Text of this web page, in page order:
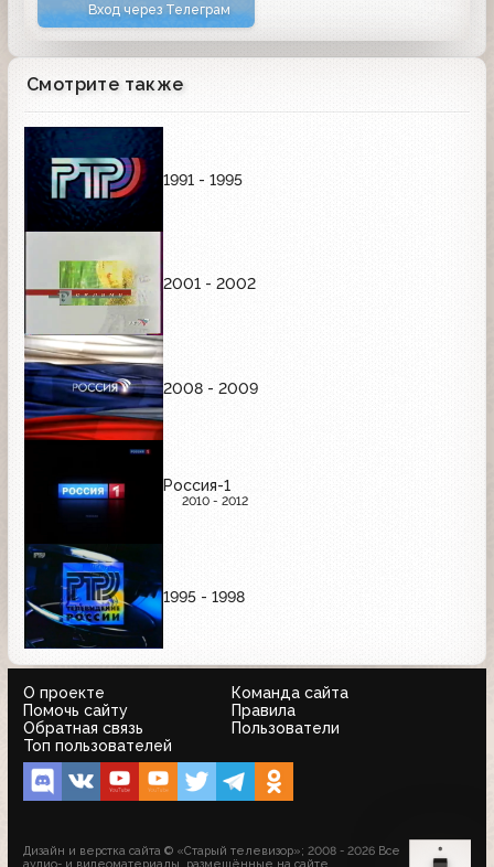
Вход через Телеграм
Смотрите также
1991 - 1995
2001 - 2002
2008 - 2009
Россия-1
2010 - 2012
1995 - 1998
О проекте
Команда сайта
Помочь сайту
Правила
Обратная связь
Пользователи
Топ пользователей
Дизайн и верстка сайта © «Старый телевизор»; 2008 - 2026 Все
аудио- и видеоматериалы, размещённые на сайте,